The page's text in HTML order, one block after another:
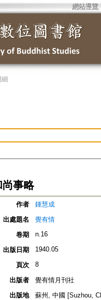
網站導覽
事略
作者
鍾慧成
出處題名
覺有情
卷期
n.16
出版日期 1940.05
頁次 8
出版者
覺有情月刊社
出版地
蘇州, 中國 [Suzhou,